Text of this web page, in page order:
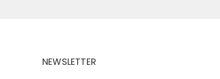
NEWSLETTER